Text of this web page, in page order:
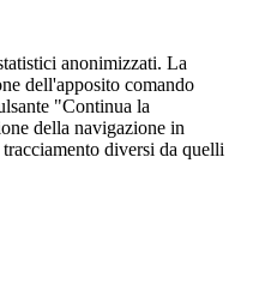
anonimizzati. La
dell'apposito comando
"Continua la
della navigazione in
diversi da quelli